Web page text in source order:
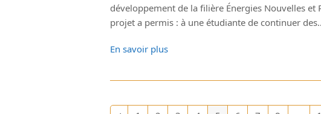
développement de la filière Énergies Nouvelles et
projet a permis : à une étudiante de continuer
En savoir plus